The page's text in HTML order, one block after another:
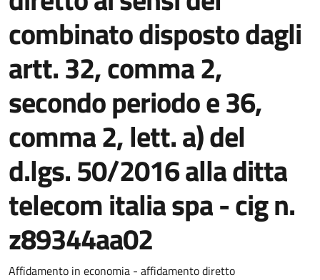
combinato disposto dagli
artt. 32, comma 2,
secondo periodo e 36,
comma 2, lett. a) del
d.lgs. 50/2016 alla ditta
telecom italia spa - cig n.
z89344aa02
Dettaglio del documento
Affidamento in economia - affidamento diretto